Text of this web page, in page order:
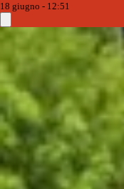
18 giugno - 12:51